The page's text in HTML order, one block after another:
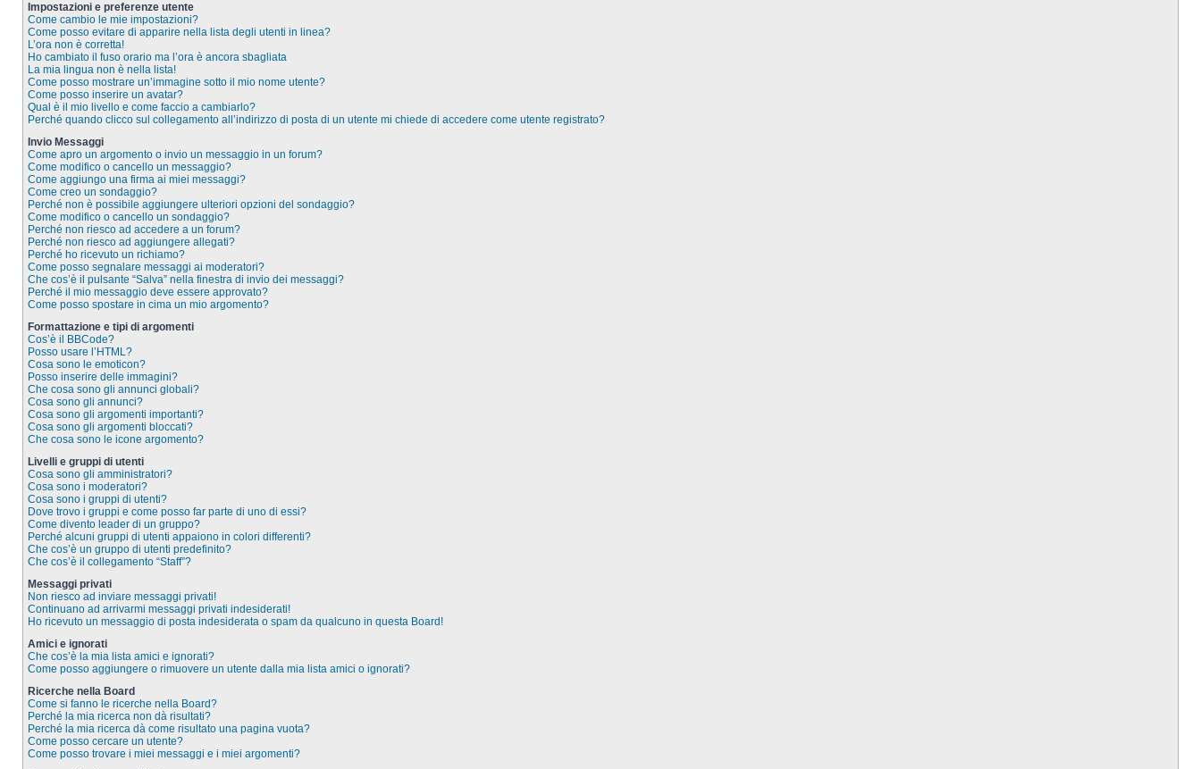
Impostazioni e preferenze utente
Come cambio le mie impostazioni?
Come posso evitare di apparire nella lista degli utenti in linea?
L’ora non è corretta!
Ho cambiato il fuso orario ma l’ora è ancora sbagliata
La mia lingua non è nella lista!
Come posso mostrare un’immagine sotto il mio nome utente?
Come posso inserire un avatar?
Qual è il mio livello e come faccio a cambiarlo?
Perché quando clicco sul collegamento all’indirizzo di posta di un utente mi chiede di accedere come utente registrato?
Invio Messaggi
Come apro un argomento o invio un messaggio in un forum?
Come modifico o cancello un messaggio?
Come aggiungo una firma ai miei messaggi?
Come creo un sondaggio?
Perché non è possibile aggiungere ulteriori opzioni del sondaggio?
Come modifico o cancello un sondaggio?
Perché non riesco ad accedere a un forum?
Perché non riesco ad aggiungere allegati?
Perché ho ricevuto un richiamo?
Come posso segnalare messaggi ai moderatori?
Che cos’è il pulsante “Salva” nella finestra di invio dei messaggi?
Perché il mio messaggio deve essere approvato?
Come posso spostare in cima un mio argomento?
Formattazione e tipi di argomenti
Cos’è il BBCode?
Posso usare l’HTML?
Cosa sono le emoticon?
Posso inserire delle immagini?
Che cosa sono gli annunci globali?
Cosa sono gli annunci?
Cosa sono gli argomenti importanti?
Cosa sono gli argomenti bloccati?
Che cosa sono le icone argomento?
Livelli e gruppi di utenti
Cosa sono gli amministratori?
Cosa sono i moderatori?
Cosa sono i gruppi di utenti?
Dove trovo i gruppi e come posso far parte di uno di essi?
Come divento leader di un gruppo?
Perché alcuni gruppi di utenti appaiono in colori differenti?
Che cos’è un gruppo di utenti predefinito?
Che cos’è il collegamento “Staff”?
Messaggi privati
Non riesco ad inviare messaggi privati!
Continuano ad arrivarmi messaggi privati indesiderati!
Ho ricevuto un messaggio di posta indesiderata o spam da qualcuno in questa Board!
Amici e ignorati
Che cos’è la mia lista amici e ignorati?
Come posso aggiungere o rimuovere un utente dalla mia lista amici o ignorati?
Ricerche nella Board
Come si fanno le ricerche nella Board?
Perché la mia ricerca non dà risultati?
Perché la mia ricerca dà come risultato una pagina vuota?
Come posso cercare un utente?
Come posso trovare i miei messaggi e i miei argomenti?